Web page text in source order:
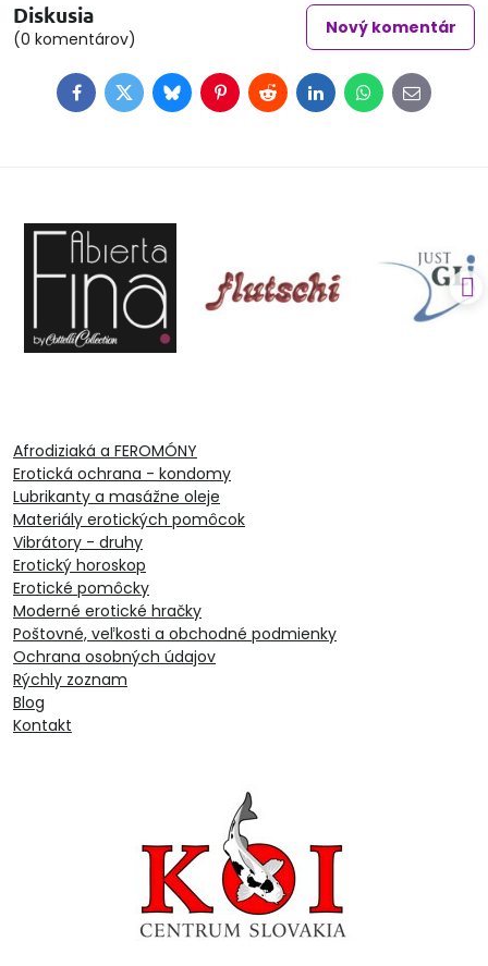
Diskusia
(0 komentárov)
Nový komentár
FacebookTwitterBlueskyPinterestRedditLinkedInWhatsApp
E-
mail
Afrodiziaká a FEROMÓNY
Erotická ochrana - kondomy
Lubrikanty a masážne oleje
Materiály erotických pomôcok
Vibrátory - druhy
Erotický horoskop
Erotické pomôcky
Moderné erotické hračky
Poštovné, veľkosti a obchodné podmienky
Ochrana osobných údajov
Rýchly zoznam
Blog
Kontakt